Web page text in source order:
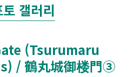
토 갤러리
(Tsurumaru
/ 鶴丸城御楼門③